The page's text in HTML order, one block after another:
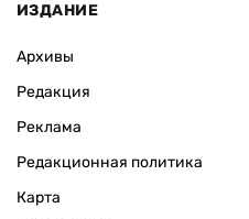
ИЗДАНИЕ
Архивы
Редакция
Реклама
Редакционная политика
Карта